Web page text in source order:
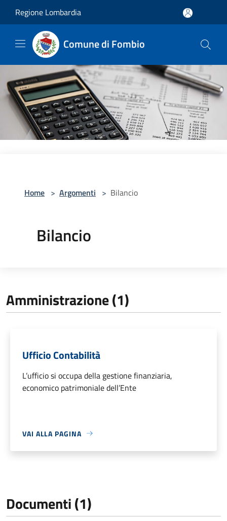
Regione Lombardia
Comune di Fombio
Home > Argomenti > Bilancio
Bilancio
Amministrazione (1)
Ufficio Contabilità
L’ufficio si occupa della gestione finanziaria,
economico patrimoniale dell’Ente
VAI ALLA PAGINA
Documenti (1)